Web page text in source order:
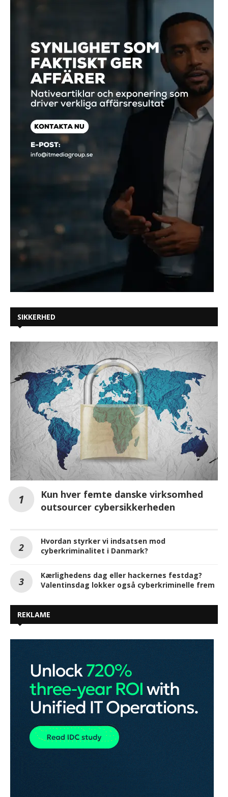
SIKKERHED
Kun hver femte danske virksomhed
outsourcer cybersikkerheden
Hvordan styrker vi indsatsen mod
cyberkriminalitet i Danmark?
Kærlighedens dag eller hackernes festdag?
Valentinsdag lokker også cyberkriminelle frem
REKLAME